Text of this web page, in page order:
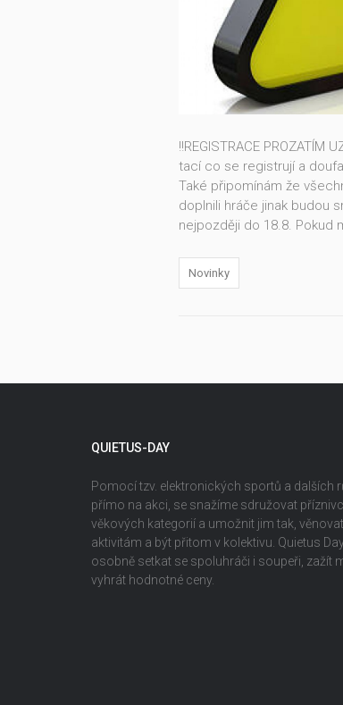
!!REGISTRACE
tací co se registrují a
Také připomínám že
doplnili hráče jinak budou
nejpozději do 18.8. Pokud
Novinky
QUIETUS-DAY
Pomocí tzv. elektronických sportů a dalších
přímo na akci, se snažíme sdružovat
věkových kategorií a umožnit jim tak,
aktivitám a být přitom v kolektivu. Quietus
osobně setkat se spoluhráči i soupeři, zažít
vyhrát hodnotné ceny.